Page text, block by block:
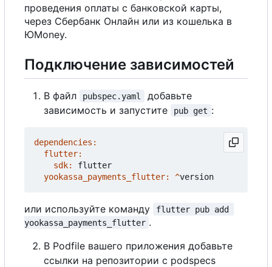
проведения оплаты с банковской карты,
через Сбербанк Онлайн или из кошелька в
ЮMoney.
Подключение зависимостей
В файл pubspec.yaml
добавьте
зависимость и запустите
pub get :
dependencies:
flutter:
sdk:
flutter
yookassa_payments_flutter:
^version
или используйте команду
flutter pub add
yookassa_payments_flutter .
В Podfile вашего приложения добавьте
ссылки на репозитории с podspecs